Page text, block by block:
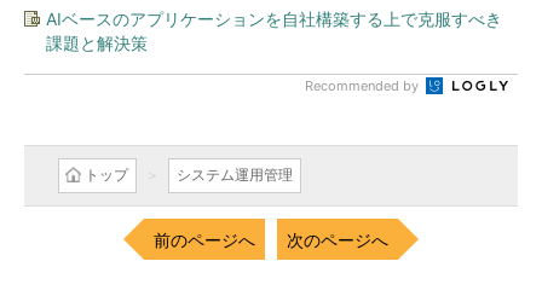
AIベースのアプリケーションを自社構築する上で克服すべき
課題と解決策
Recommended by
トップ システム運用管理
前のページへ 次のページへ